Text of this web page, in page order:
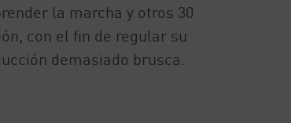
la marcha y otros 30
con el fin de regular su
demasiado brusca.